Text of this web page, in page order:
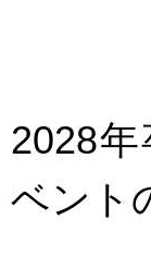
2028
ベント